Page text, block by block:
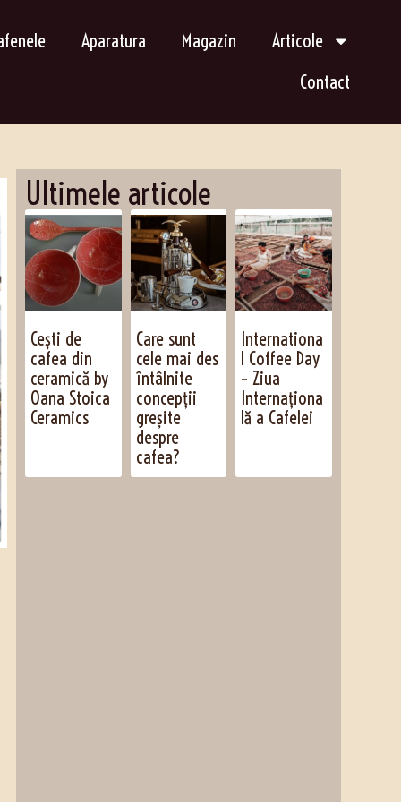
Aparatura Magazin
Articole
Contact
Ultimele articole
Cești de
cafea din
ceramică by
Oana Stoica
Ceramics
Care sunt
cele mai des
întâlnite
concepții
greșite
despre
cafea?
Internationa
l Coffee Day
– Ziua
Internaționa
lă a Cafelei